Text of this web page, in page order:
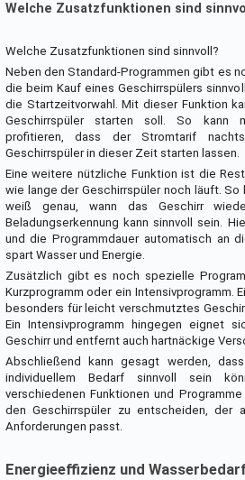
Welche Zusatzfunktionen sind
Welche Zusatzfunktionen sind sinnvoll?
Neben den Standard-Programmen gibt es
die beim Kauf eines Geschirrspülers
die Startzeitvorwahl. Mit dieser Funktion
Geschirrspüler starten soll. So kann
profitieren, dass der Stromtarif
Geschirrspüler in dieser Zeit starten lassen.
Eine weitere nützliche Funktion ist die
wie lange der Geschirrspüler noch läuft. So
weiß genau, wann das Geschirr
Beladungserkennung kann sinnvoll sein.
und die Programmdauer automatisch an
spart Wasser und Energie.
Zusätzlich gibt es noch spezielle
Kurzprogramm oder ein Intensivprogramm.
besonders für leicht verschmutztes
Ein Intensivprogramm hingegen eignet
Geschirr und entfernt auch hartnäckige
Abschließend kann gesagt werden,
individuellem Bedarf sinnvoll sein
verschiedenen Funktionen und
den Geschirrspüler zu entscheiden, der
Anforderungen passt.
Energieeffizienz und